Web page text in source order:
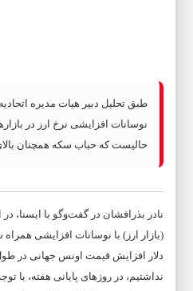
طبق تحلیل دبیر هیات مدیره
نوسانات افزایشی نرخ ارز در
حالیست که حباب سکه همچنان
نادر بذرافشان در گفت‌وگو با ایسنا،
(بازار ارز) با نوسانات افزایشی
دلار افزایش قیمت اونس جهانی در
نداشتیم، در روزهای پایانی هفته، با